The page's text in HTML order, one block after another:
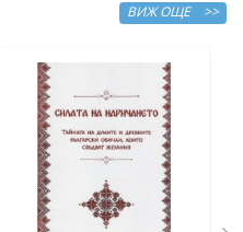
ВИЖ ОЩЕ >>